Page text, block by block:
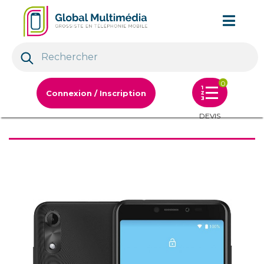
Connexion / Inscription
0
DEVIS